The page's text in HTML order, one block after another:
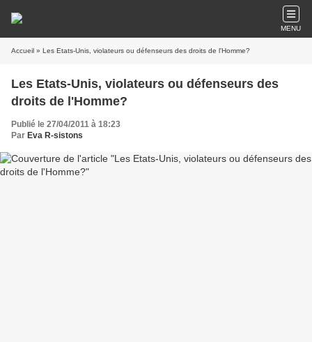
MENU
Accueil » Les Etats-Unis, violateurs ou défenseurs des droits de l'Homme?
Les Etats-Unis, violateurs ou défenseurs des
droits de l'Homme?
Publié le 27/04/2011 à 18:23
Par Eva R-sistons